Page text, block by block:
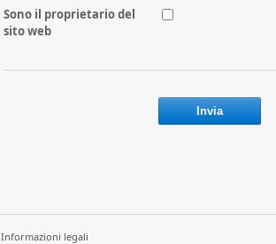
Sono il proprietario del
sito web
Informazioni legali